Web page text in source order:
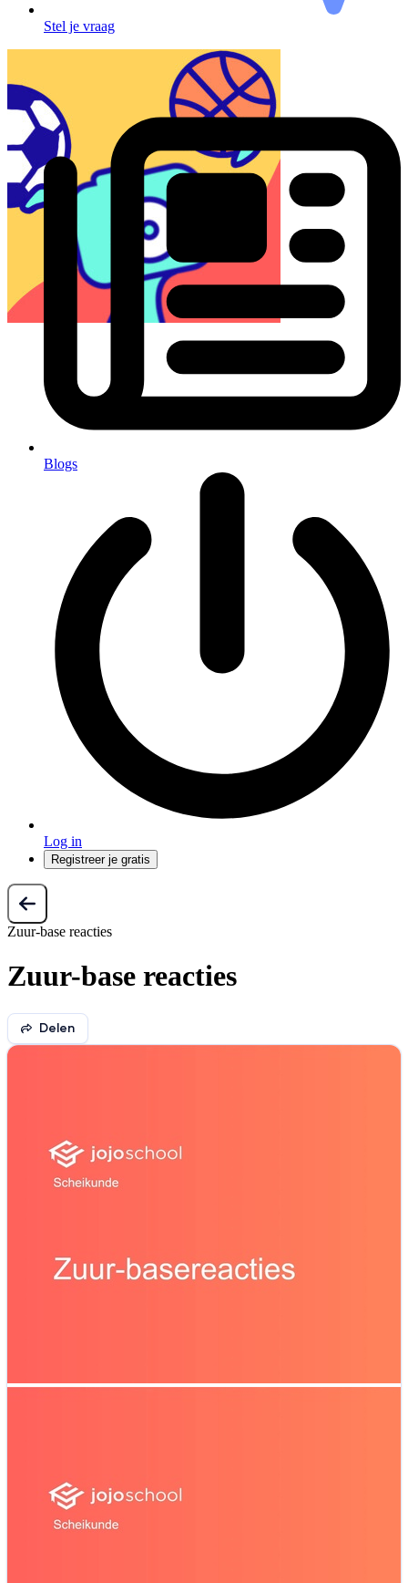
Stel je vraag
Blogs
Log in
Registreer je gratis
Zuur-base reacties
Zuur-base reacties
Delen